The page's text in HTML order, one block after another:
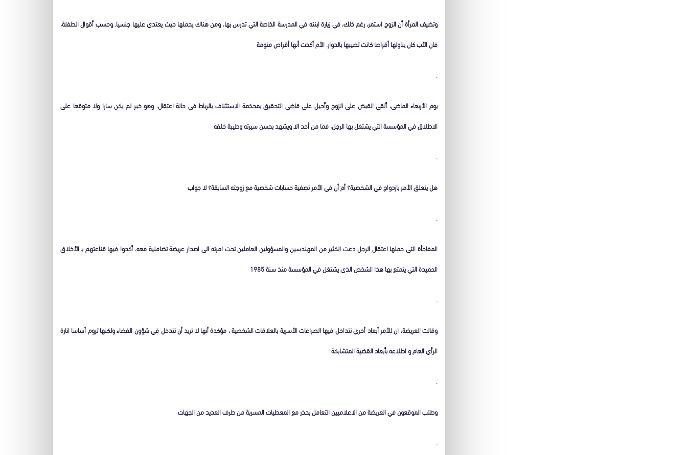
وتضيف المرأة أن الزوج استمر، رغم ذلك، في زيارة ابنته في المدرسة الخاصة التي تدرس بها، ومن هناك يحملها حيث يعتدي عليها جنسيا. وحسب أقوال الطفلة،
فان الأب كان يناولها أقراصا كانت تصيبها بالدوار. الأم أكدت أنها أقراص منومة
.
يوم الأربعاء الماضي، ألقي القبض علي الزوج وأحيل علي قاضي التحقيق بمحكمة الاستئناف بالرباط في حالة اعتقال. وهو خبر لم يكن سارا ولا متوقعا علي
الاطلاق في المؤسسة التي يشتغل بها الرجل، فما من أحد الا ويشهد بحسن سيرته وطيبة خلقه
.
هل يتعلق الأمر بازدواج في الشخصية؟ أم أن في الأمر تصفية حسابات شخصية مع زوجته السابقة؟ لا جواب
.
المفاجأة التي حملها اعتقال الرجل دعت الكثير من المهندسين والمسؤولين العاملين تحت امرته الي اصدار عريضة تضامنية معه، أكدوا فيها قناعتهم بـ الأخلاق
الحميدة التي يتمتع بها هذا الشخص الذي يشتغل في المؤسسة منذ سنة 1985
.
وقالت العريضة، ان للأمر أبعاد أخري تتداخل فيها الصراعات الأسرية بالعلاقات الشخصية ، مؤكدة أنها لا تريد أن تتدخل في شؤون القضاء ولكنها تروم أساسا انارة
الرأي العام و اطلاعه بأبعاد القضية المتشابكة
.
وطلب الموقعون في العريضة من الاعلاميين التعامل بحذر مع المعطيات المسربة من طرف العديد من الجهات
.